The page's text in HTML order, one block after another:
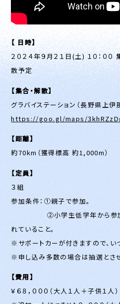
【 日時】
２０２４年９月２１日(土) １０：０
散予定
【集合・解散】
グラバイステーション（長野県上
https://goo.gl/maps/
【距離】
約70km（獲得標高 約1,000m）
【定員】
３組
参加条件：①親子で参加。
②小学生低学年から参加で
れていること。
※サポートカーが付きますので、い
※申し込み多数の場合は抽選とさせ
【費用】
￥６８，０００（大人１人＋子供１人）